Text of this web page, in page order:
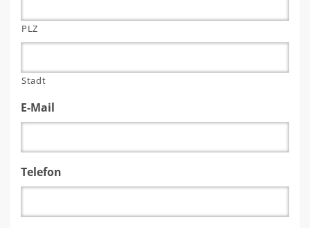
PLZ
Stadt
E-Mail
Telefon